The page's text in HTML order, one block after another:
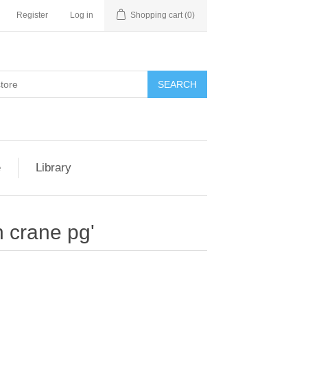
Register Log in Shopping cart (0)
Library
crane pg'